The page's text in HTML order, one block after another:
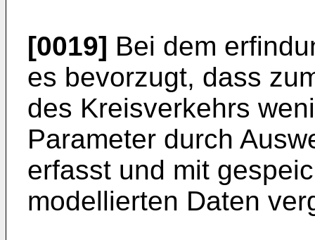
[0019] Bei dem
es bevorzugt, dass
des Kreisverkehrs
Parameter durch
erfasst und mit
modellierten Daten